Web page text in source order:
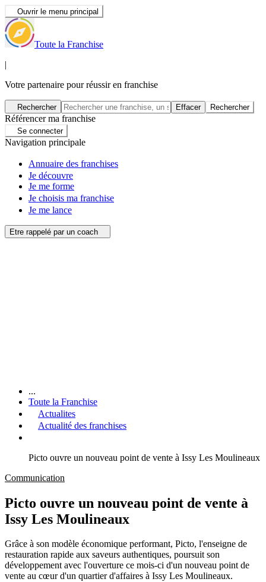
Ouvrir le menu principal
Toute la Franchise
|
Votre partenaire pour réussir en franchise
Rechercher Effacer Rechercher
Référencer ma franchise
Se connecter
Navigation principale
Annuaire des franchises
Je découvre
Je me forme
Je choisis ma franchise
Je me lance
Etre rappelé par un coach
...
Toute la Franchise
Actualites
Actualité des franchises
Picto ouvre un nouveau point de vente à Issy Les Moulineaux
Communication
Picto ouvre un nouveau point de vente à
Issy Les Moulineaux
Grâce à son modèle économique performant, Picto, l'enseigne de
restauration rapide aux saveurs authentiques, poursuit son
développement avec l'ouverture ce mois-ci d'un nouveau point de
vente au cœur d'un quartier d'affaires à Issy Les Moulineaux.